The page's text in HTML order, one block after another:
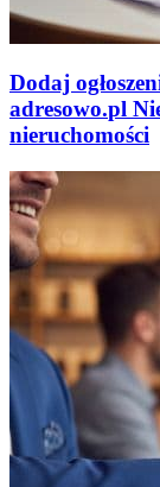
Dodaj
adresowo.pl
nieruchomości